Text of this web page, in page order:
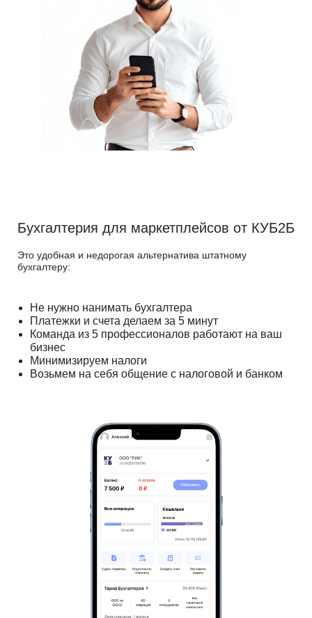
Бухгалтерия для маркетплейсов от КУБ2Б
Это удобная и недорогая альтернатива штатному
бухгалтеру:
Не нужно нанимать бухгалтера
Платежки и счета делаем за 5 минут
Команда из 5 профессионалов работают на ваш
бизнес
Минимизируем налоги
Возьмем на себя общение с налоговой и банком